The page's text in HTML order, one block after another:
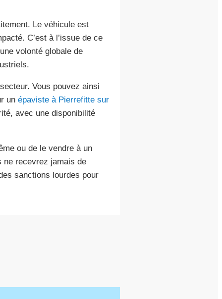
Le véhicule est
C’est à l’issue de ce
volonté globale de
Vous pouvez ainsi
un épaviste à Pierrefitte sur
avec une disponibilité
ou de le vendre à un
ne recevrez jamais de
sanctions lourdes pour